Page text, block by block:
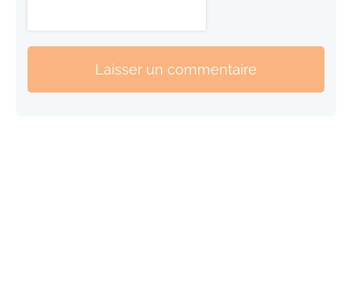
Laisser un commentaire